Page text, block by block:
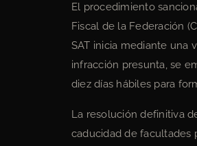
El procedimiento
Fiscal de la Federación
SAT inicia mediante una
infracción presunta, se
diez días hábiles para
La resolución definitiva
caducidad de facultades